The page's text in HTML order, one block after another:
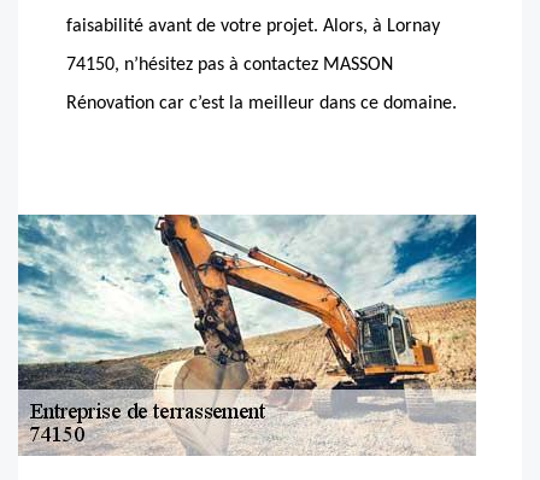
faisabilité avant de votre projet. Alors, à Lornay
74150, n’hésitez pas à contactez MASSON
Rénovation car c’est la meilleur dans ce domaine.